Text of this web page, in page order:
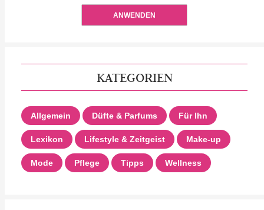
ANWENDEN
KATEGORIEN
Allgemein Düfte & Parfums Für Ihn
Lexikon Lifestyle & Zeitgeist Make-up
Mode Pflege Tipps Wellness